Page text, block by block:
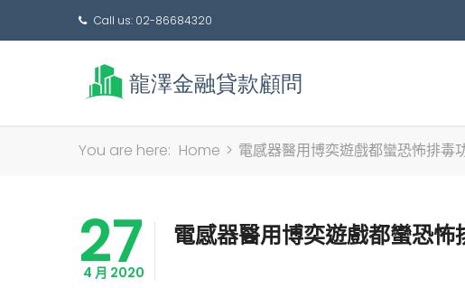
Call us: 02-86684320
You are here: Home > 電感器醫用博奕遊戲都蠻恐怖排毒
27
4 月 2020
電感器醫用博奕遊戲都蠻恐怖